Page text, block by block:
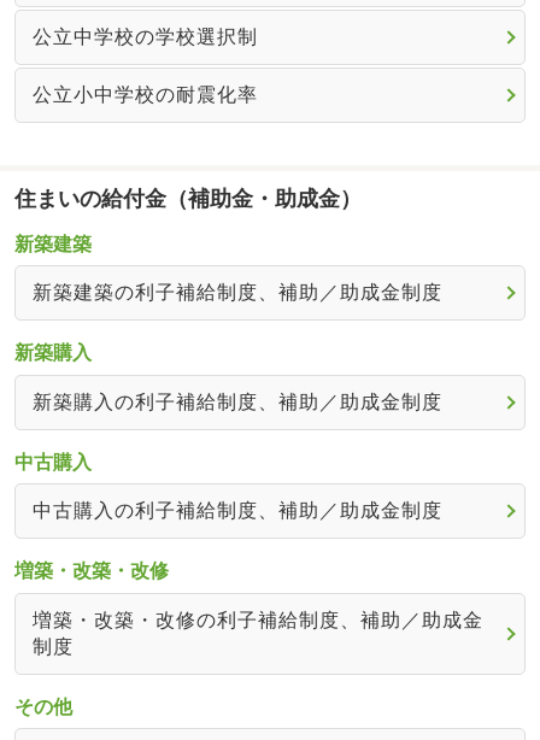
公立中学校の学校選択制
公立小中学校の耐震化率
住まいの給付金（補助金・助成金）
新築建築
新築建築の利子補給制度、補助／助成金制度
新築購入
新築購入の利子補給制度、補助／助成金制度
中古購入
中古購入の利子補給制度、補助／助成金制度
増築・改築・改修
増築・改築・改修の利子補給制度、補助／助成金
制度
その他